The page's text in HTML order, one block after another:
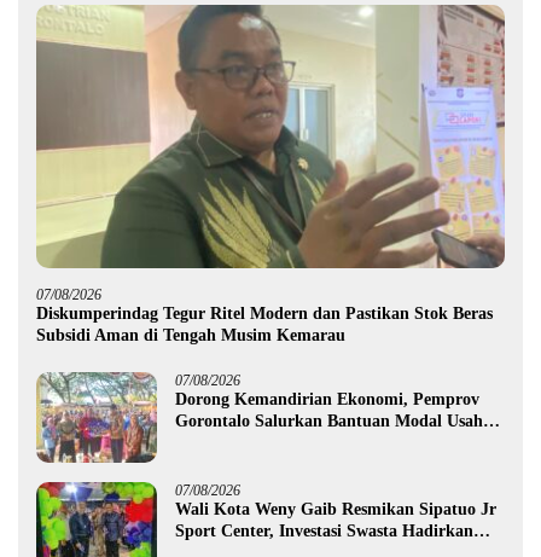
07/08/2026
Diskumperindag Tegur Ritel Modern dan Pastikan Stok Beras
Subsidi Aman di Tengah Musim Kemarau
07/08/2026
Dorong Kemandirian Ekonomi, Pemprov
Gorontalo Salurkan Bantuan Modal Usaha
07/08/2026
Wali Kota Weny Gaib Resmikan Sipatuo Jr
Sport Center, Investasi Swasta Hadirkan